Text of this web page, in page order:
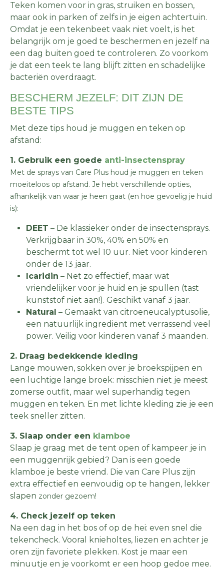
Teken komen voor in gras, struiken en bossen,
maar ook in parken of zelfs in je eigen achtertuin.
Omdat je een tekenbeet vaak niet voelt, is het
belangrijk om je goed te beschermen en jezelf na
een dag buiten goed te controleren. Zo voorkom
je dat een teek te lang blijft zitten en schadelijke
bacteriën overdraagt.
BESCHERM JEZELF: DIT ZIJN DE
BESTE TIPS
Met deze tips houd je muggen en teken op
afstand:
1. Gebruik een goede anti-insectenspray
Met de sprays van Care Plus houd je muggen en teken
moeiteloos op afstand. Je hebt verschillende opties,
afhankelijk van waar je heen gaat (en hoe gevoelig je huid
is):
DEET – De klassieker onder de insectensprays.
Verkrijgbaar in 30%, 40% en 50% en
beschermt tot wel 10 uur. Niet voor kinderen
onder de 13 jaar.
Icaridin – Net zo effectief, maar wat
vriendelijker voor je huid en je spullen (tast
kunststof niet aan!). Geschikt vanaf 3 jaar.
Natural – Gemaakt van citroeneucalyptusolie,
een natuurlijk ingrediënt met verrassend veel
power. Veilig voor kinderen vanaf 3 maanden.
2. Draag bedekkende kleding
Lange mouwen, sokken over je broekspijpen en
een luchtige lange broek: misschien niet je meest
zomerse outfit, maar wel superhandig tegen
muggen en teken. En met lichte kleding zie je een
teek sneller zitten.
3. Slaap onder een klamboe
Slaap je graag met de tent open of kampeer je in
een muggenrijk gebied? Dan is een goede
klamboe je beste vriend. Die van Care Plus zijn
extra effectief en eenvoudig op te hangen, lekker
slapen zonder gezoem!
4. Check jezelf op teken
Na een dag in het bos of op de hei: even snel die
tekencheck. Vooral knieholtes, liezen en achter je
oren zijn favoriete plekken. Kost je maar een
minuutje en je voorkomt er een hoop gedoe mee.